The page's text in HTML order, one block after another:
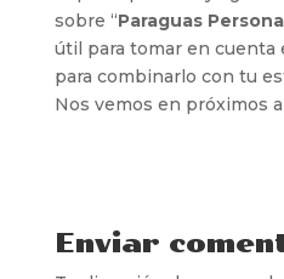
sobre “Paraguas
útil para tomar en cuenta
para combinarlo con tu
Nos vemos en próximos
Enviar